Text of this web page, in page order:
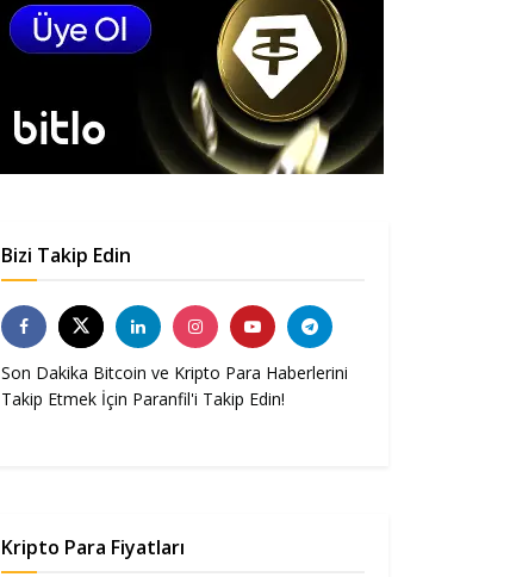
Bizi Takip Edin
Son Dakika Bitcoin ve Kripto Para Haberlerini
Takip Etmek İçin Paranfil'i Takip Edin!
Kripto Para Fiyatları